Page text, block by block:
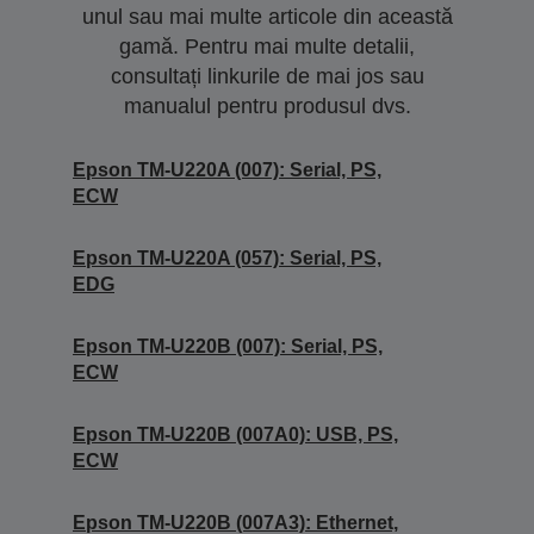
unul sau mai multe articole din această
gamă. Pentru mai multe detalii,
consultați linkurile de mai jos sau
manualul pentru produsul dvs.
Epson TM-U220A (007): Serial, PS,
ECW
Epson TM-U220A (057): Serial, PS,
EDG
Epson TM-U220B (007): Serial, PS,
ECW
Epson TM-U220B (007A0): USB, PS,
ECW
Epson TM-U220B (007A3): Ethernet,